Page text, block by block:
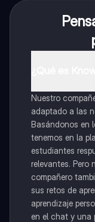
Nuestro
adaptado a las
Basándonos en
tenemos en la
estudiantes
relevantes. Pero
compañero
sus retos de
aprendizaje
en el chat y una